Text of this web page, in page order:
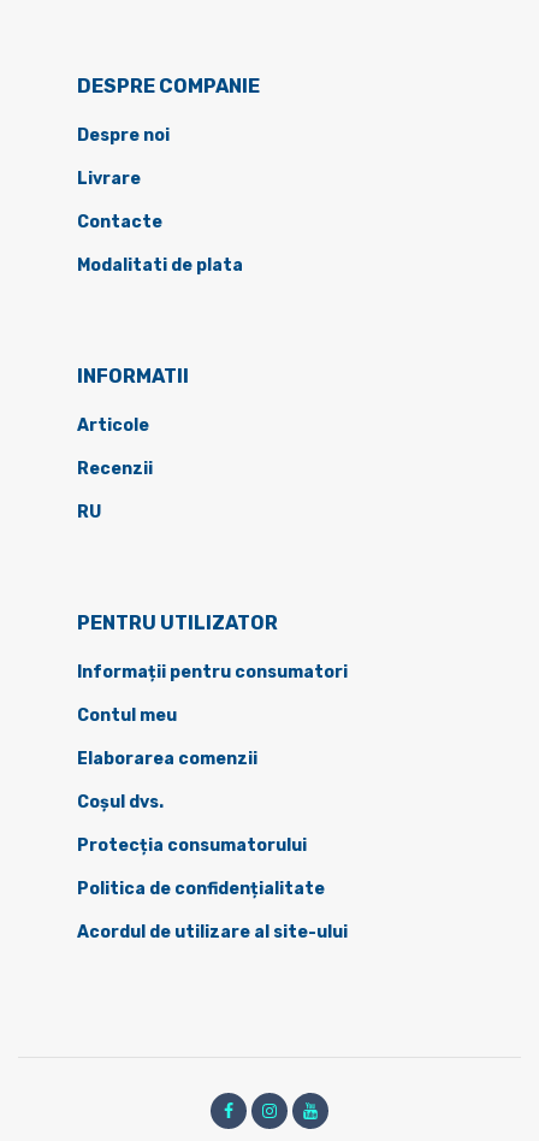
DESPRE COMPANIE
Despre noi
Livrare
Contacte
Modalitati de plata
INFORMATII
Articole
Recenzii
RU
PENTRU UTILIZATOR
Informații pentru consumatori
Contul meu
Elaborarea comenzii
Coșul dvs.
Protecția consumatorului
Politica de confidențialitate
Acordul de utilizare al site-ului